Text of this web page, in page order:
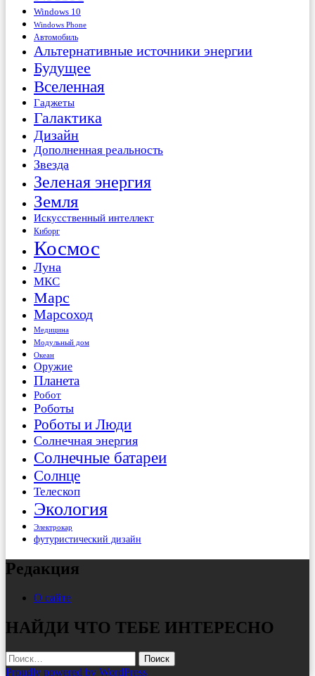
Windows 10
Windows Phone
Автомобиль
Альтернативные источники энергии
Будущее
Вселенная
Гаджеты
Галактика
Дизайн
Дополненная реальность
Звезда
Зеленая энергия
Земля
Искусственный интеллект
Киборг
Космос
Луна
МКС
Марс
Марсоход
Медицина
Модульный дом
Океан
Оружие
Планета
Робот
Роботы
Роботы и Люди
Солнечная энергия
Солнечные батареи
Солнце
Телескоп
Экология
Электрокар
футуристический дизайн
Редакция
О сайте
НАЙДИ ЧТО ТЕБЕ ИНТЕРЕСНО
Найти:
Proudly powered by WordPress